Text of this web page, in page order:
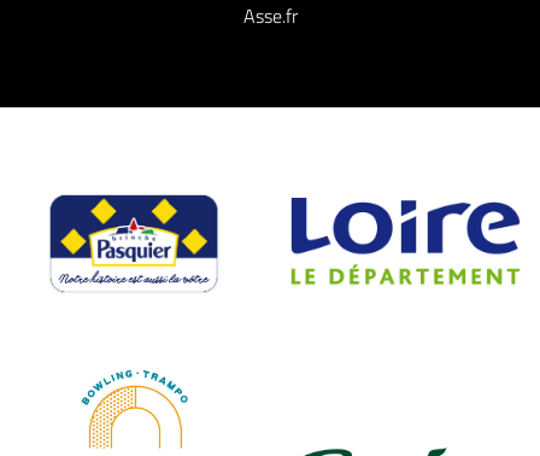
Asse.fr